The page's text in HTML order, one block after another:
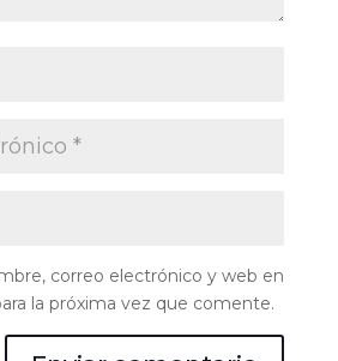
correo electrónico y web en
la próxima vez que comente.